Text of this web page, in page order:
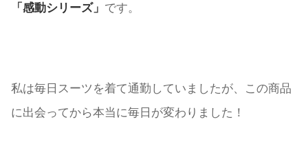
「感動シリーズ」 です。
私は毎日スーツを着て通勤していましたが、この商品
に出会ってから本当に毎日が変わりました！